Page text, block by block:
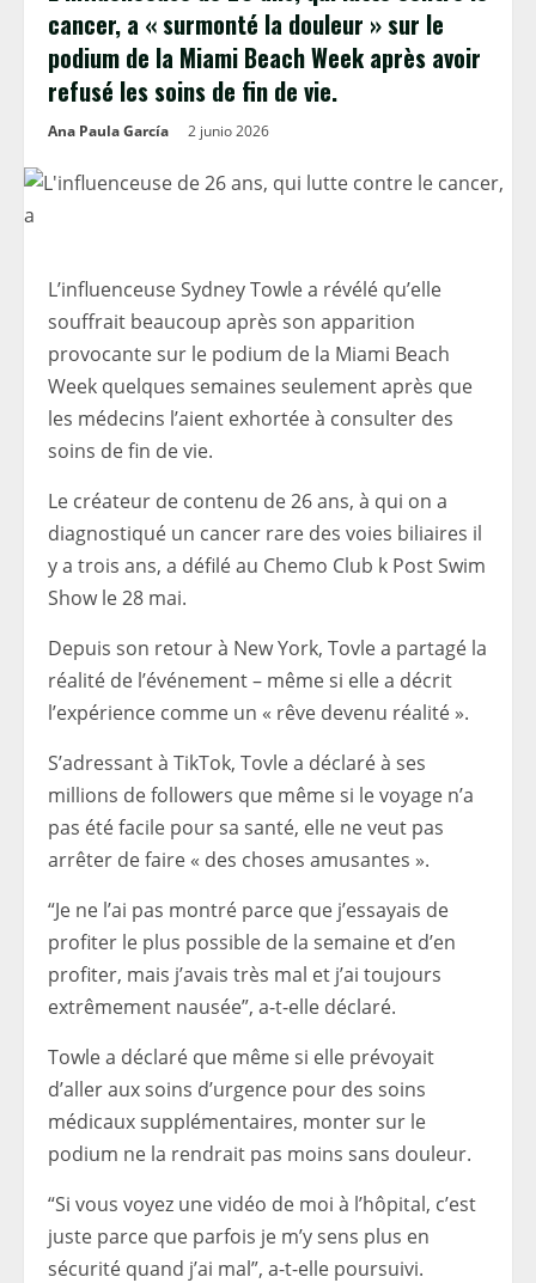
cancer, a « surmonté la douleur » sur le
podium de la Miami Beach Week après avoir
refusé les soins de fin de vie.
Ana Paula García 2 junio 2026
L’influenceuse Sydney Towle a révélé qu’elle
souffrait beaucoup après son apparition
provocante sur le podium de la Miami Beach
Week quelques semaines seulement après que
les médecins l’aient exhortée à consulter des
soins de fin de vie.
Le créateur de contenu de 26 ans, à qui on a
diagnostiqué un cancer rare des voies biliaires il
y a trois ans, a défilé au Chemo Club k Post Swim
Show le 28 mai.
Depuis son retour à New York, Tovle a partagé la
réalité de l’événement – ​​même si elle a décrit
l’expérience comme un « rêve devenu réalité ».
S’adressant à TikTok, Tovle a déclaré à ses
millions de followers que même si le voyage n’a
pas été facile pour sa santé, elle ne veut pas
arrêter de faire « des choses amusantes ».
“Je ne l’ai pas montré parce que j’essayais de
profiter le plus possible de la semaine et d’en
profiter, mais j’avais très mal et j’ai toujours
extrêmement nausée”, a-t-elle déclaré.
Towle a déclaré que même si elle prévoyait
d’aller aux soins d’urgence pour des soins
médicaux supplémentaires, monter sur le
podium ne la rendrait pas moins sans douleur.
“Si vous voyez une vidéo de moi à l’hôpital, c’est
juste parce que parfois je m’y sens plus en
sécurité quand j’ai mal”, a-t-elle poursuivi.